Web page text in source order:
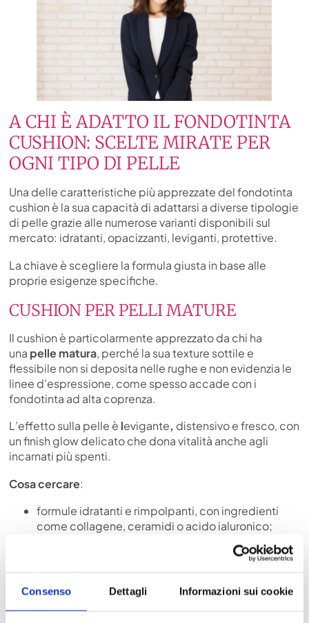
Consenso Dettagli Informazioni sui cookie
A CHI È ADATTO IL FONDOTINTA
CUSHION: SCELTE MIRATE PER
OGNI TIPO DI PELLE
Una delle caratteristiche più apprezzate del fondotinta
cushion è la sua capacità di adattarsi a diverse tipologie
di pelle grazie alle numerose varianti disponibili sul
mercato: idratanti, opacizzanti, leviganti, protettive.
La chiave è scegliere la formula giusta in base alle
proprie esigenze specifiche.
CUSHION PER PELLI MATURE
Il cushion è particolarmente apprezzato da chi ha
una pelle matura, perché la sua texture sottile e
flessibile non si deposita nelle rughe e non evidenzia le
linee d’espressione, come spesso accade con i
fondotinta ad alta coprenza.
L’effetto sulla pelle è levigante, distensivo e fresco, con
un finish glow delicato che dona vitalità anche agli
incarnati più spenti.
Cosa cercare:
formule idratanti e rimpolpanti, con ingredienti
come collagene, ceramidi o acido ialuronico;
attivi illuminanti come la niacinamide o la vitamina
dai raggi UV, una delle cause principali
dell’invecchiamento cutaneo.